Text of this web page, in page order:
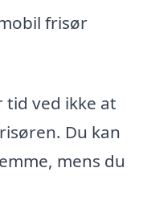
frisør
tid ved ikke at
Du kan
mens du